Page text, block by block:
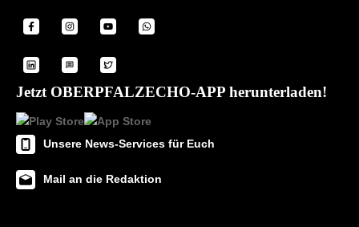
Jetzt OBERPFALZECHO-APP herunterladen!
Unsere News-Services für Euch
Mail an die Redaktion